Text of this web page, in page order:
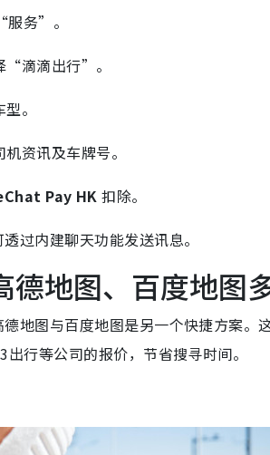
务”。
滴滴出行”。
。
资讯及车牌号。
Pay HK 扣除。
过内建聊天功能发送讯息。
德地图、百度地图
地图与百度地图是另一个快捷方案
行等公司的报价，节省搜寻时间。